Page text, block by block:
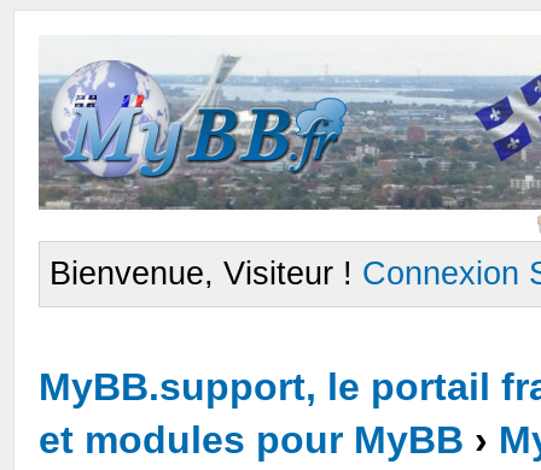
Bienvenue, Visiteur ! Connexion
MyBB.support, le portail
et modules pour MyBB ›